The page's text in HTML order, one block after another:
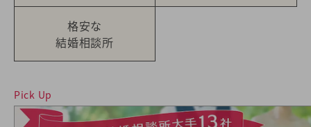
格安な
結婚相談所
Pick Up